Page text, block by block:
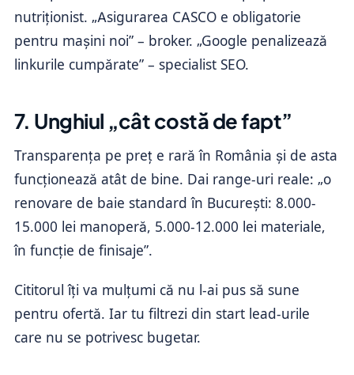
nutriționist. „Asigurarea CASCO e obligatorie
pentru mașini noi” – broker. „Google penalizează
linkurile cumpărate” – specialist SEO.
7. Unghiul „cât costă de fapt”
Transparența pe preț e rară în România și de asta
funcționează atât de bine. Dai range-uri reale: „o
renovare de baie standard în București: 8.000-
15.000 lei manoperă, 5.000-12.000 lei materiale,
în funcție de finisaje”.
Cititorul îți va mulțumi că nu l-ai pus să sune
pentru ofertă. Iar tu filtrezi din start lead-urile
care nu se potrivesc bugetar.